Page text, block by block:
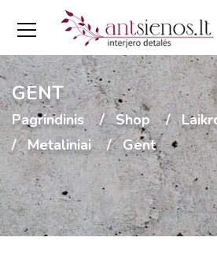
GENT
Pagrindinis Shop
Metaliniai
Gent